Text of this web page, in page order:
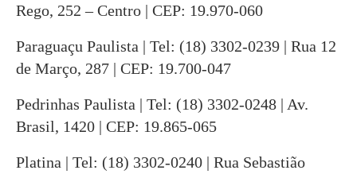
Rego, 252 – Centro | CEP: 19.970-060
Paraguaçu Paulista | Tel: (18) 3302-0239 | Rua 12
de Março, 287 | CEP: 19.700-047
Pedrinhas Paulista | Tel: (18) 3302-0248 | Av.
Brasil, 1420 | CEP: 19.865-065
Platina | Tel: (18) 3302-0240 | Rua Sebastião